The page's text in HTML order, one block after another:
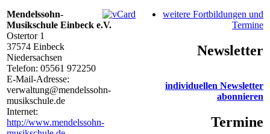
Mendelssohn-
Musikschule Einbeck e.V.
Ostertor 1
37574 Einbeck
Niedersachsen
Telefon: 05561 972250
E-Mail-Adresse:
verwaltung@mendelssohn-
musikschule.de
Internet:
http://www.mendelssohn-
weitere Fortbildungen und
Termine
Newsletter
individuellen Newsletter
abonnieren
Termine